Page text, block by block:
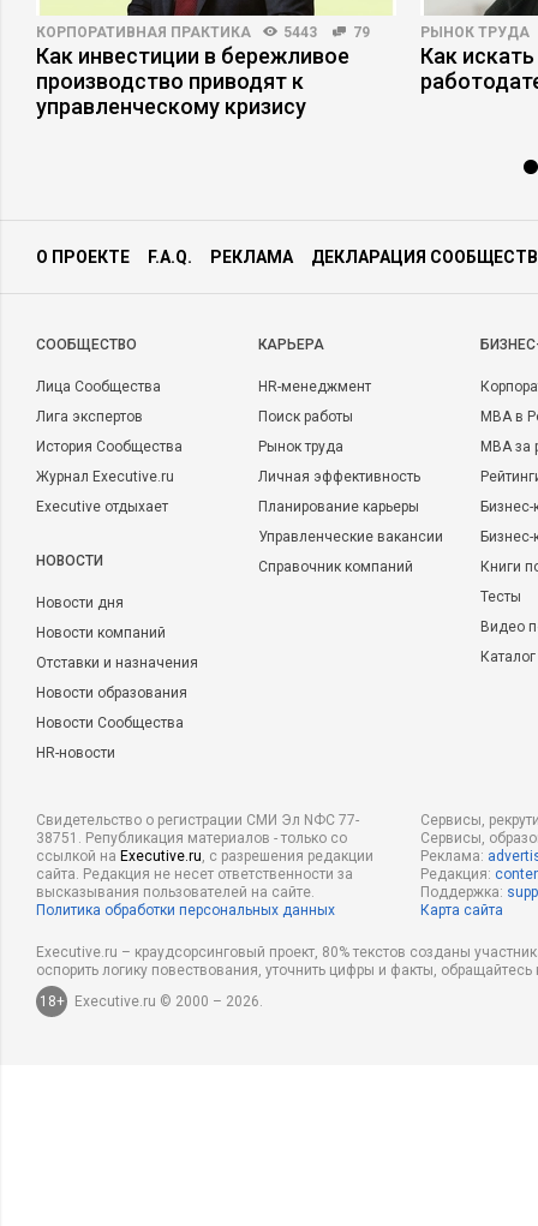
КОРПОРАТИВНАЯ ПРАКТИКА 5443 79
Как инвестиции в бережливое
производство приводят к
управленческому кризису
РЫНОК ТРУДА
Как
О ПРОЕКТЕ F.A.Q. РЕКЛАМА ДЕКЛАРАЦИЯ
CООБЩЕСТВО
Лица Сообщества
Лига экспертов
История Сообщества
Журнал Executive.ru
Executive отдыхает
НОВОСТИ
Новости дня
Новости компаний
Отставки и назначения
Новости образования
Новости Сообщества
HR-новости
КАРЬЕРА
HR-менеджмент
Поиск работы
Рынок труда
Личная эффективность
Планирование карьеры
Управленческие вакансии
Справочник компаний
MBA в
MBA
Бизнес-
Книги
Тесты
Видео
Свидетельство о регистрации СМИ Эл NФС 77-
38751. Републикация материалов - только со
ссылкой на Executive.ru, с разрешения редакции
сайта. Редакция не несет ответственности за
высказывания пользователей на сайте.
Политика обработки персональных данных
Сервисы,
Сервисы,
Реклама:
Редакция:
Поддержка:
Карта сайта
Executive.ru – краудсорсинговый проект, 80% текстов созданы
оспорить логику повествования, уточнить цифры и факты,
18+
Executive.ru © 2000 – 2026.